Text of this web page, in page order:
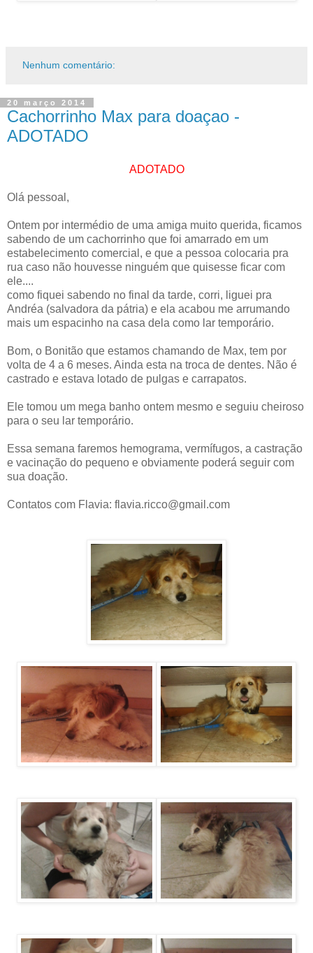
Nenhum comentário:
20 março 2014
Cachorrinho Max para doaçao -
ADOTADO
ADOTADO
Olá pessoal,
Ontem por intermédio de uma amiga muito querida, ficamos
sabendo de um cachorrinho que foi amarrado em um
estabelecimento comercial, e que a pessoa colocaria pra
rua caso não houvesse ninguém que quisesse ficar com
ele....
como fiquei sabendo no final da tarde, corri, liguei pra
Andréa (salvadora da pátria) e ela acabou me arrumando
mais um espacinho na casa dela como lar temporário.
Bom, o Bonitão que estamos chamando de Max, tem por
volta de 4 a 6 meses. Ainda esta na troca de dentes. Não é
castrado e estava lotado de pulgas e carrapatos.
Ele tomou um mega banho ontem mesmo e seguiu cheiroso
para o seu lar temporário.
Essa semana faremos hemograma, vermífugos, a castração
e vacinação do pequeno e obviamente poderá seguir com
sua doação.
Contatos com Flavia: flavia.ricco@gmail.com